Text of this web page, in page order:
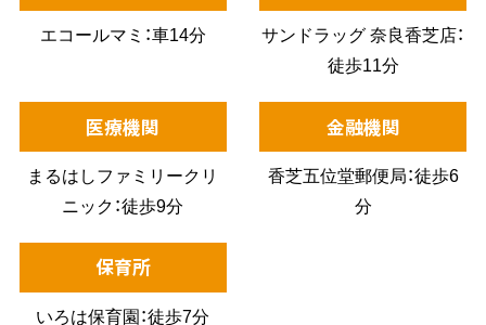
エコールマミ：車14分
サンドラッグ 奈良香芝店：
徒歩11分
医療機関
まるはしファミリークリ
ニック：徒歩9分
金融機関
香芝五位堂郵便局：徒歩6
分
保育所
いろは保育園：徒歩7分